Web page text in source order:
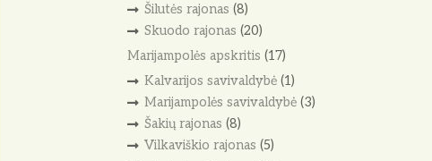
Šilutės rajonas (8)
Skuodo rajonas (20)
Marijampolės apskritis (17)
Kalvarijos savivaldybė(1)
Marijampolės savivaldybė(3)
Šakių rajonas (8)
Vilkaviškio rajonas (5)